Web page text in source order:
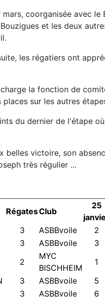
coorganisée avec le
et les deux
les régatiers ont
la fonction de
sur les autres
du dernier de l'étape
belles victoire, son
très régulier ...
RégatesClub
25
3 ASBBvoile
2
3 ASBBvoile
3
2
MYC
BISCHHEIM
1
3 ASBBvoile
5
3 ASBBvoile 6